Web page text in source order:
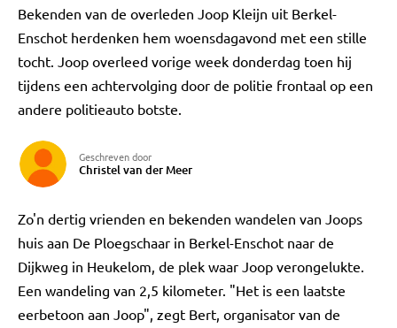
Bekenden van de overleden Joop Kleijn uit Berkel-
Enschot herdenken hem woensdagavond met een stille
tocht. Joop overleed vorige week donderdag toen hij
tijdens een achtervolging door de politie frontaal op een
andere politieauto botste.
Geschreven door
Christel van der Meer
Zo'n dertig vrienden en bekenden wandelen van Joops
huis aan De Ploegschaar in Berkel-Enschot naar de
Dijkweg in Heukelom, de plek waar Joop verongelukte.
Een wandeling van 2,5 kilometer. "Het is een laatste
eerbetoon aan Joop", zegt Bert, organisator van de